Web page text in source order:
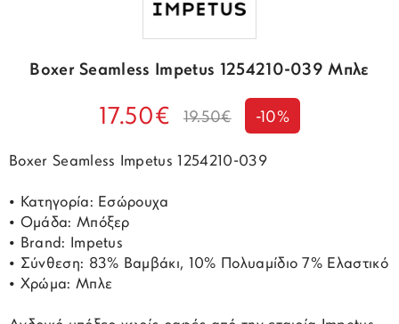
Boxer Seamless Impetus 1254210-039 Μπλε
17.50€ 19.50€ -10%
Boxer Seamless Impetus 1254210-039
• Κατηγορία: Εσώρουχα
• Ομάδα: Μπόξερ
• Brand: Impetus
• Σύνθεση: 83% Βαμβάκι, 10% Πολυαμίδιο 7% Ελαστικό
• Χρώμα: Μπλε